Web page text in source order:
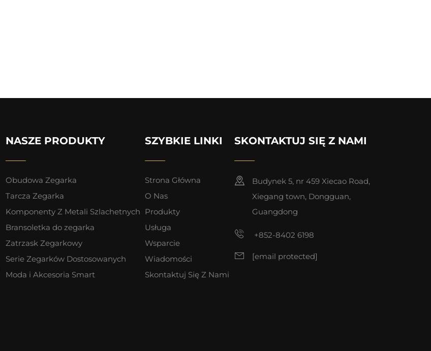
NASZE PRODUKTY
Obudowa Zegarka
Tarcza Zegarka
Komponenty Z Metali Szlachetnych
Bransoletka do zegarka
Zatrzask Zegarkowy
Serie Zegarków Dostosowanych
Moda i Akcesoria Smart
SZYBKIE LINKI
Strona Główna
O Nas
Produkty
Usługa
Wsparcie
Wiadomości
Skontaktuj Się Z Nami
SKONTAKTUJ SIĘ Z NAMI
Budynek 5, nr 459 Xiecao Road,
Xiegang town, Dongguan,
Guangdong
+852-8402 6198
[email protected]